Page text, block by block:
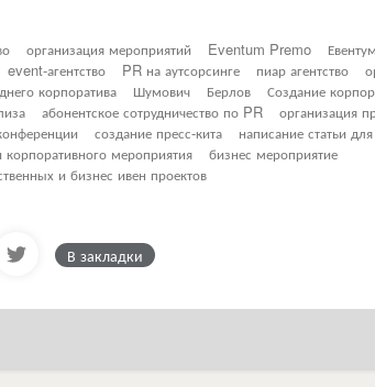
организация мероприятий Eventum Premo Евентум
event-агентство PR на аутсорсинге пиар агентство
корпоратива
Шумович Берлов Создание
абонентское сотрудничество по PR
организация
создание пресс-кита написание статьи
мероприятия
бизнес мероприятие
и бизнес ивен проектов
В закладки